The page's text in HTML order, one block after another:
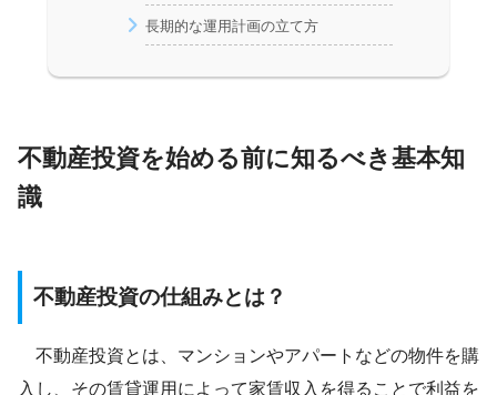
長期的な運用計画の立て方
不動産投資を始める前に知るべき基本知
識
不動産投資の仕組みとは？
不動産投資とは、マンションやアパートなどの物件を購
入し、その賃貸運用によって家賃収入を得ることで利益を